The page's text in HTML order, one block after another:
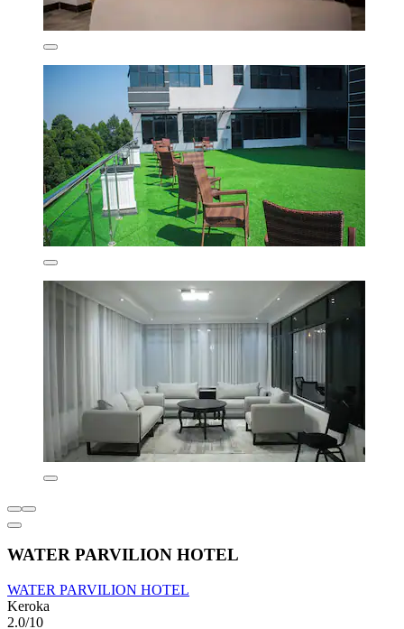
WATER PARVILION HOTEL
WATER PARVILION HOTEL
Keroka
2.0/10